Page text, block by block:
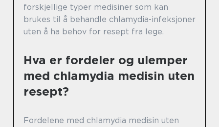
forskjellige typer medisiner som kan
brukes til å behandle chlamydia-infeksjoner
uten å ha behov for resept fra lege.
Hva er fordeler og ulemper
med chlamydia medisin uten
resept?
Fordelene med chlamydia medisin uten